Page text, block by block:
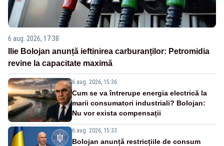
6 aug. 2026, 17:38
Ilie Bolojan anunță ieftinirea carburanților: Petromidia
revine la capacitate maximă
6 aug. 2026, 15:36
Cum se va întrerupe energia electrică la
marii consumatori industriali? Bolojan:
Nu vor exista compensații
6 aug. 2026, 15:33
Bolojan anunță restricțiile de consum